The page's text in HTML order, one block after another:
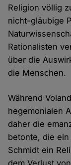
Religion völlig
nicht-gläubige
Rationalisten
über die
die Menschen.
Während
hegemonialen
daher die
betonte, die
Schmidt ein
dem Verlust